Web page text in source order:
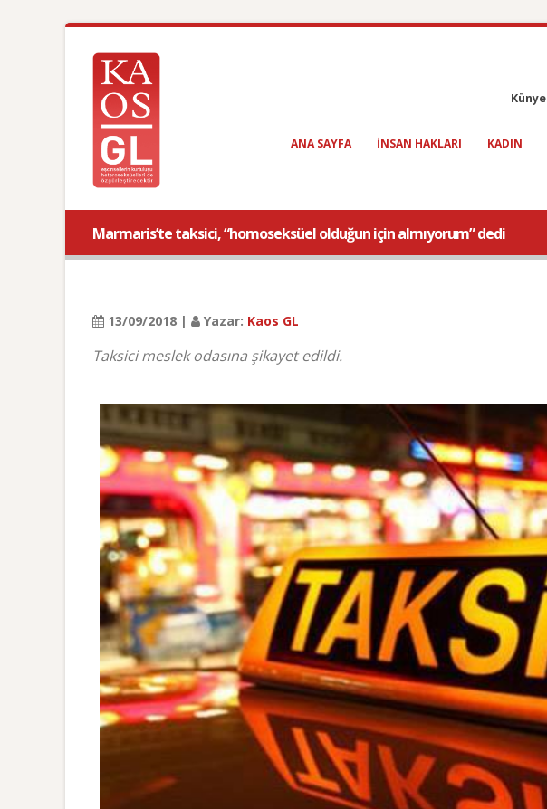
Künye
ANA SAYFA INSAN HAKLARI KADIN
Marmaris’te taksici, “homoseksüel olduğun için almıyorum” dedi
13/09/2018 | Yazar: Kaos GL
Taksici meslek odasına şikayet edildi.